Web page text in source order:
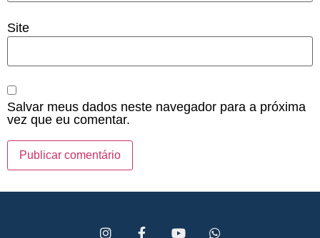
Site
Salvar meus dados neste navegador para a próxima
vez que eu comentar.